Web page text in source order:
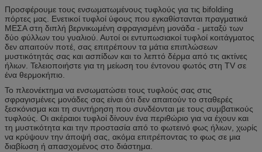
Προσφέρουμε τους ενσωματωμένους τυφλούς για τις bifolding
πόρτες μας. Ενετικοί τυφλοί ύφους που εγκαθίστανται πραγματικά
ΜΕΣΑ στη διπλή βερνικωμένη σφραγισμένη μονάδα - μεταξύ των
δύο φύλλων του γυαλιού. Αυτοί οι εντυπωσιακοί τυφλοί κοιτάγματος
δεν απαιτούν ποτέ, σας επιτρέπουν τα μάτια επιπλώσεων
μυστικότητάς σας και ασπίδων και το λεπτό δέρμα από τις ακτίνες
ήλιων. Τελειοποιήστε για τη μείωση του έντονου φωτός στη TV σε
ένα θερμοκήπιο.
Το πλεονέκτημα να ενσωματώσει τους τυφλούς σας στις
σφραγισμένες μονάδες σας είναι ότι δεν απαιτούν το σταθερές
ξεσκόνισμα και τη συντήρηση που συνδέονται με τους συμβατικούς
τυφλούς. Οι ακέραιοι τυφλοί δίνουν ένα περιθώριο για να έχουν και
τη μυστικότητα και την προστασία από το φωτεινό φως ήλιων, χωρίς
να κρύψουν την άποψή σας, ακόμα επιτρέποντας το φως σε μια
διαβίωση ή απασχομένος στο διάστημα.